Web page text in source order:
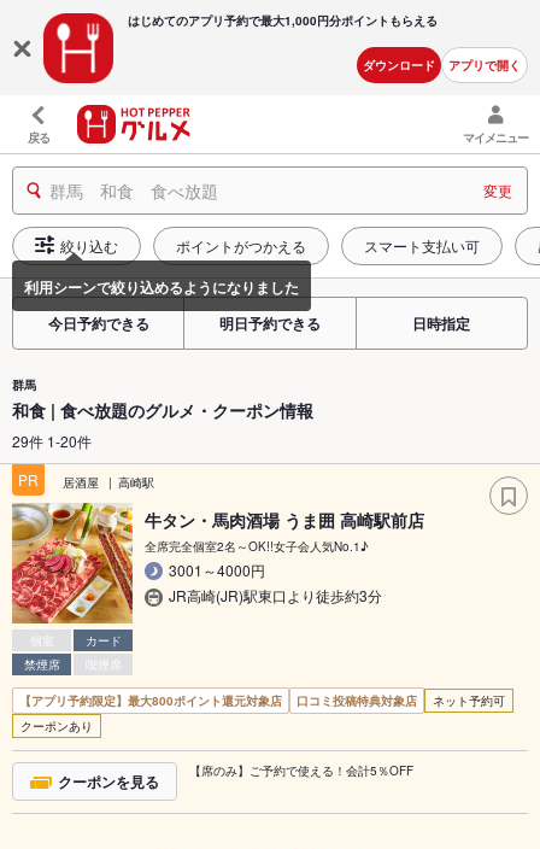
はじめてのアプリ予約で最大1,000円分ポイントもらえる
ダウンロード アプリで開く
戻る マイメニュー
群馬 和食 食べ放題 変更
絞り込む ポイントがつかえる スマート支払い可
今日予約できる 明日予約できる 日時指定
群馬
和食 | 食べ放題のグルメ・クーポン情報
29件 1-20件
PR
居酒屋 高崎駅
個室
カード
禁煙席
喫煙席
牛タン・馬肉酒場 うま囲 高崎駅前店
全席完全個室2名～OK!!女子会人気No.1♪
3001～4000円
JR高崎(JR)駅東口より徒歩約3分
【アプリ予約限定】最大800ポイント還元対象店 口コミ投稿特典対象店
ネット予約可
クーポンあり
クーポンを見る 【席のみ】ご予約で使える！会計5％OFF